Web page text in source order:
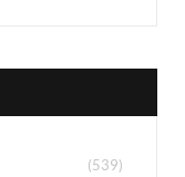
(539)